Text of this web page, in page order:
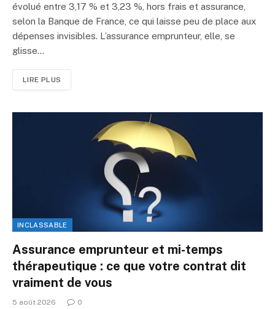
évolué entre 3,17 % et 3,23 %, hors frais et assurance,
selon la Banque de France, ce qui laisse peu de place aux
dépenses invisibles. L’assurance emprunteur, elle, se
glisse…
LIRE PLUS
INCLASSABLE
Assurance emprunteur et mi-temps
thérapeutique : ce que votre contrat dit
vraiment de vous
5 août 2026 0